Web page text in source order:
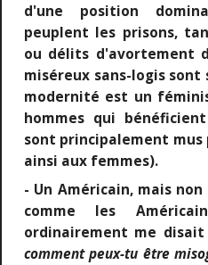
d'une position
peuplent les prisons,
ou délits d'avortement
miséreux sans-logis
modernité est un
hommes qui
sont principalement
ainsi aux femmes).
- Un Américain, mais
comme les
ordinairement me
comment peux-tu être